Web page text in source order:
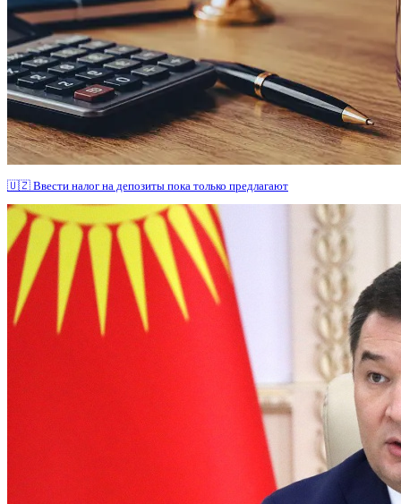
🇺🇿 Ввести налог на депозиты пока только предлагают